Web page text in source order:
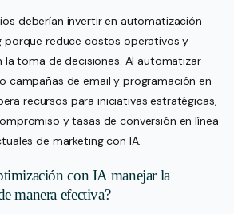
deberían invertir en automatización
porque reduce costos operativos y
la toma de decisiones. Al automatizar
campañas de email y programación en
recursos para iniciativas estratégicas,
y tasas de conversión en línea
de marketing con IA.
con IA manejar la
manera efectiva?